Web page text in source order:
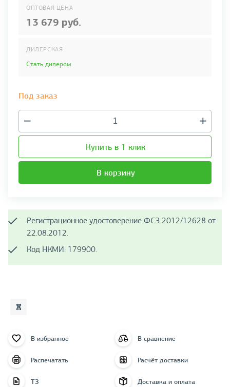
ОПТОВАЯ ЦЕНА
13 679 руб.
ДИЛЕРСКАЯ
Стать дилером
Под заказ
Купить в 1 клик
В корзину
Регистрационное удостоверение ФСЗ 2012/12628 от
22.08.2012.
Код НКМИ: 179900.
В избранное В сравнение
Распечатать Расчёт доставки
ТЗ Доставка и оплата